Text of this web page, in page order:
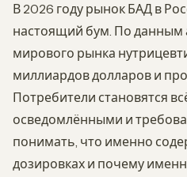
В 2026 году рынок БАД в
настоящий бум. По данным
мирового рынка
миллиардов долларов и
Потребители становятся
осведомлёнными и
понимать, что именно
дозировках и почему